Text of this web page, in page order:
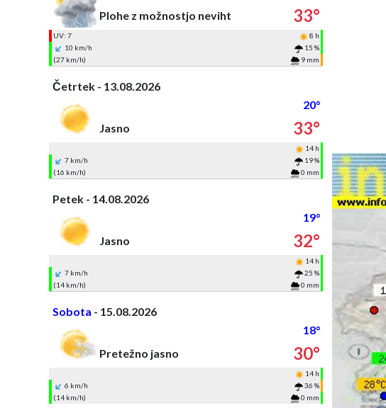
Plohe z možnostjo neviht
33°
UV: 7
8 h
10 km/h
15 %
(27 km/h)
9 mm
Četrtek - 13.08.2026
20°
Jasno
33°
14 h
7 km/h
19 %
(16 km/h)
0 mm
Petek - 14.08.2026
19°
Jasno
32°
14 h
7 km/h
25 %
(14 km/h)
0 mm
Sobota - 15.08.2026
18°
Pretežno jasno
30°
14 h
6 km/h
36 %
(14 km/h)
0 mm